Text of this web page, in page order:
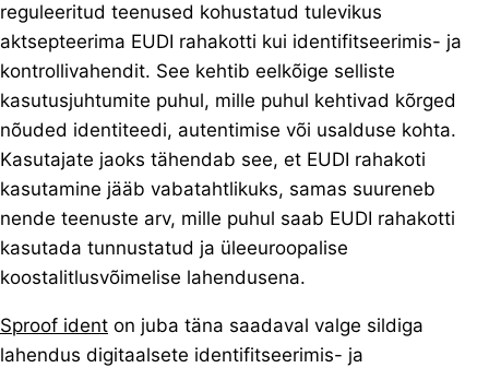
reguleeritud teenused kohustatud tulevikus
aktsepteerima EUDI rahakotti kui identifitseerimis- ja
kontrollivahendit. See kehtib eelkõige selliste
kasutusjuhtumite puhul, mille puhul kehtivad kõrged
nõuded identiteedi, autentimise või usalduse kohta.
Kasutajate jaoks tähendab see, et EUDI rahakoti
kasutamine jääb vabatahtlikuks, samas suureneb
nende teenuste arv, mille puhul saab EUDI rahakotti
kasutada tunnustatud ja üleeuroopalise
koostalitlusvõimelise lahendusena.
Sproof ident on juba täna saadaval valge sildiga
lahendus digitaalsete identifitseerimis- ja